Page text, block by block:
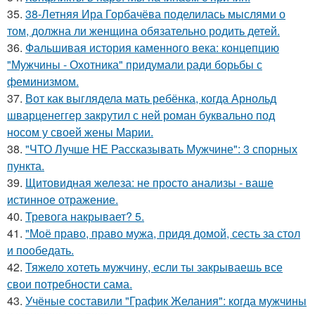
35. 38-Летняя Ира Горбачёва поделилась мыслями о
том, должна ли женщина обязательно родить детей.
36. Фальшивая история каменного века: концепцию
"Мужчины - Охотника" придумали ради борьбы с
феминизмом.
37. Вот как выглядела мать ребёнка, когда Арнольд
шварценеггер закрутил с ней роман буквально под
носом у своей жены Марии.
38. "ЧТО Лучше НЕ Рассказывать Мужчине": 3 спорных
пункта.
39. Щитовидная железа: не просто анализы - ваше
истинное отражение.
40. Тревога накрывает? 5.
41. "Моё право, право мужа, придя домой, сесть за стол
и пообедать.
42. Тяжело хотеть мужчину, если ты закрываешь все
свои потребности сама.
43. Учёные составили "График Желания": когда мужчины